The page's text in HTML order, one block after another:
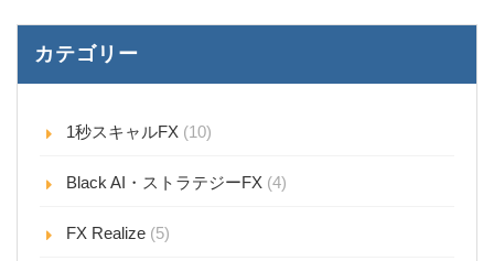
カテゴリー
1秒スキャルFX (10)
Black AI・ストラテジーFX (4)
FX Realize (5)